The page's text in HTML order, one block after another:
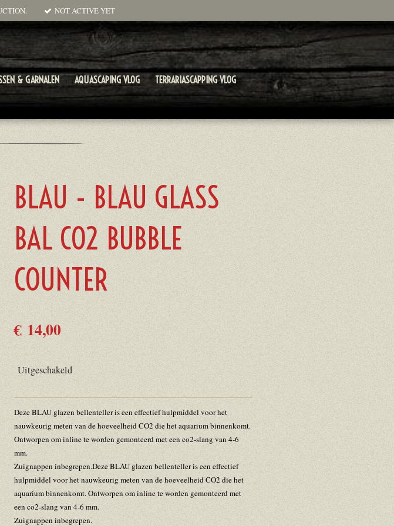
NOT ACTIVE YET
& GARNALEN AQUASCAPING VLOG
TERRARIASCAPPING VLOG
BLAU - BLAU GLASS
BAL CO2 BUBBLE
COUNTER
€ 14,00
Uitgeschakeld
Deze BLAU glazen bellenteller is een effectief hulpmiddel voor het
nauwkeurig meten van de hoeveelheid CO2 die het aquarium binnenkomt.
Ontworpen om inline te worden gemonteerd met een co2-slang van 4-6
mm.
Zuignappen inbegrepen.Deze BLAU glazen bellenteller is een effectief
hulpmiddel voor het nauwkeurig meten van de hoeveelheid CO2 die het
aquarium binnenkomt. Ontworpen om inline te worden gemonteerd met
een co2-slang van 4-6 mm.
Zuignappen inbegrepen.